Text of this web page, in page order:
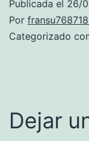
Publicada el 26/
Por
Categorizado
Dejar